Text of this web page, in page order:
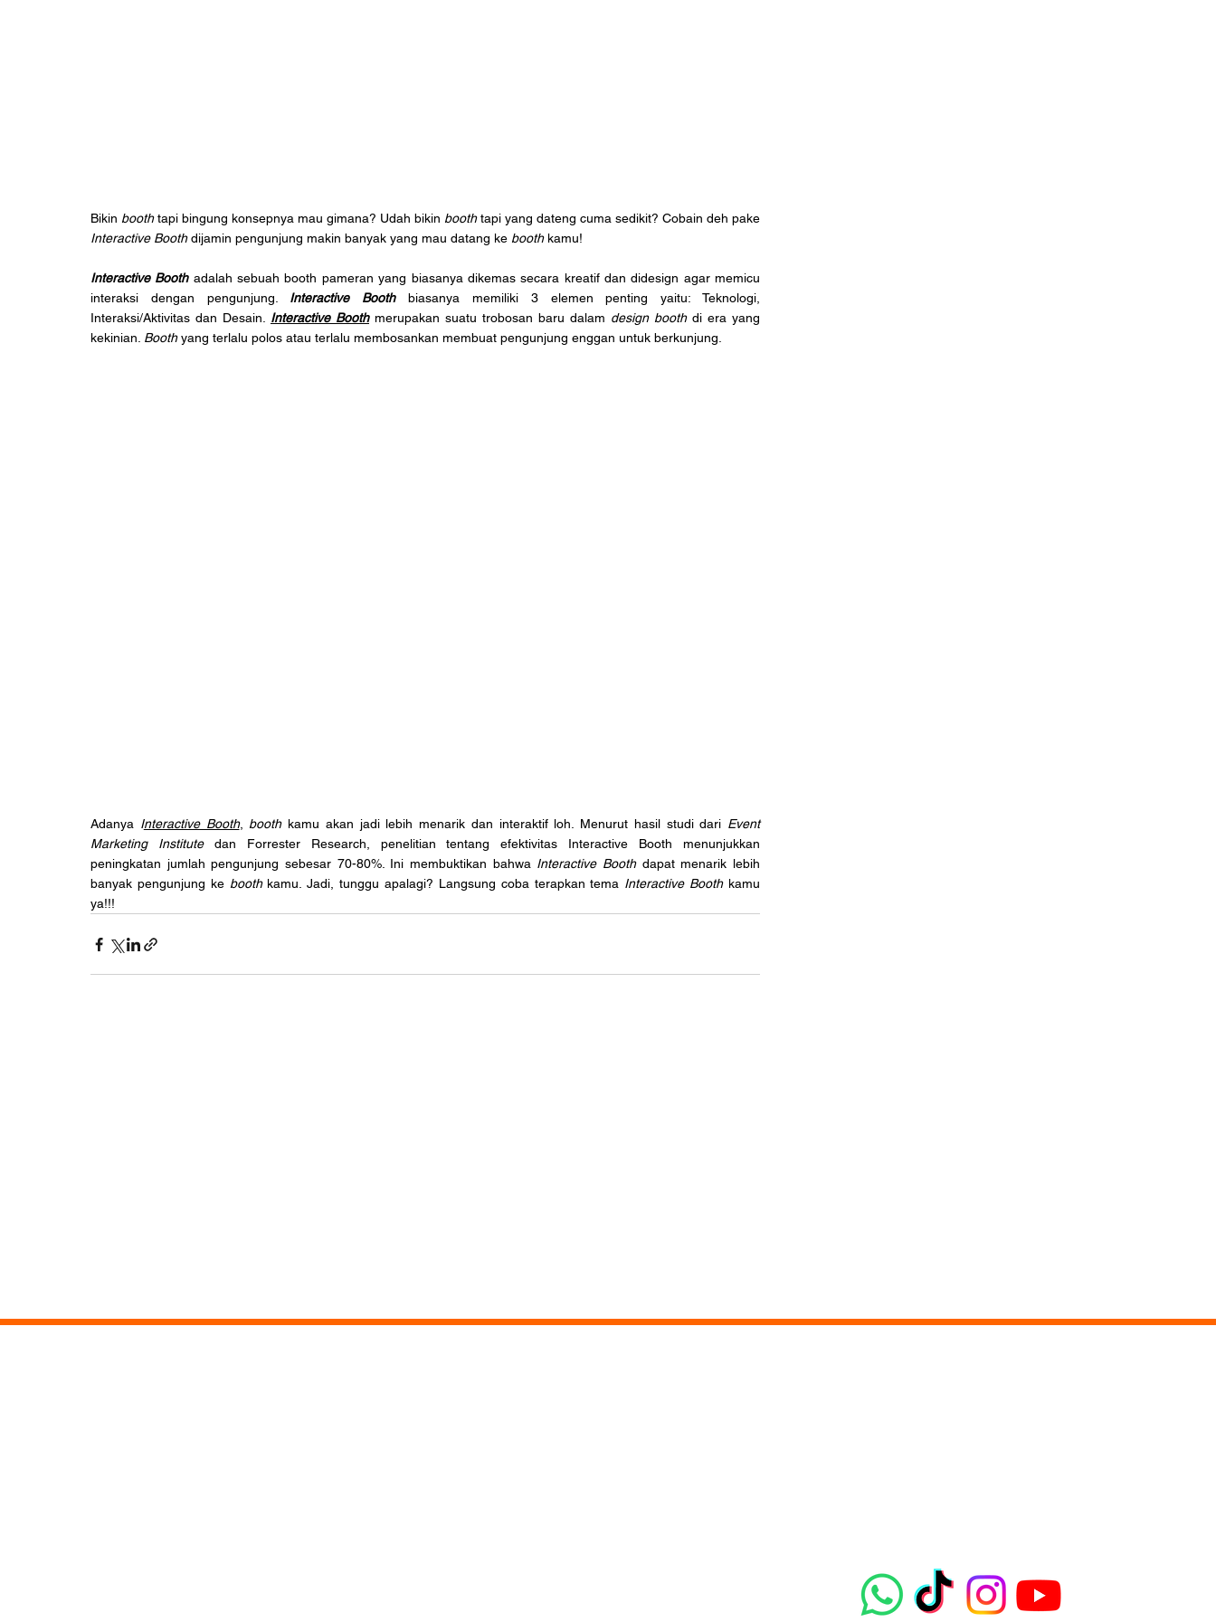
Bikin booth tapi bingung konsepnya mau gimana? Udah bikin booth
Interactive Booth dijamin pengunjung makin banyak yang mau datang ke booth kamu!
Interactive Booth adalah sebuah booth pameran yang biasanya dikemas secara kreatif dan didesign agar memicu
interaksi dengan pengunjung. Interactive Booth biasanya memiliki 3 elemen penting yaitu: Teknologi,
Interaksi/Aktivitas dan Desain. Interactive Booth merupakan suatu trobosan baru dalam design booth di era yang
kekinian. Booth yang terlalu polos atau terlalu membosankan membuat pengunjung enggan untuk berkunjung.
Adanya Interactive Booth, booth kamu akan jadi lebih menarik dan interaktif loh. Menurut hasil studi dari Event
Marketing Institute dan Forrester Research, penelitian tentang efektivitas Interactive Booth menunjukkan
peningkatan jumlah pengunjung sebesar 70-80%. Ini membuktikan bahwa Interactive Booth dapat menarik lebih
banyak pengunjung ke booth kamu. Jadi, tunggu apalagi? Langsung coba terapkan tema Interactive Booth kamu
ya!!!